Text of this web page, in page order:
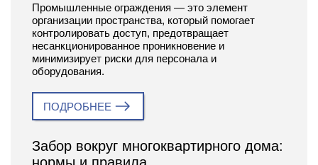
Промышленные ограждения — это элемент
организации пространства, который помогает
контролировать доступ, предотвращает
несанкционированное проникновение и
минимизирует риски для персонала и
оборудования.
ПОДРОБНЕЕ
Забор вокруг многоквартирного дома: